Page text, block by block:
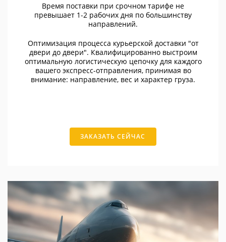
Время поставки при срочном тарифе не
превышает 1-2 рабочих дня по большинству
направлений.
Оптимизация процесса курьерской доставки "от
двери до двери". Квалифицированно выстроим
оптимальную логистическую цепочку для каждого
вашего экспресс-отправления, принимая во
внимание: направление, вес и характер груза.
ЗАКАЗАТЬ СЕЙЧАС